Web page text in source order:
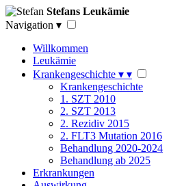
Stefans Leukämie
Navigation ▾
Willkommen
Leukämie
Krankengeschichte ▾ ▾
Krankengeschichte
1. SZT 2010
2. SZT 2013
2. Rezidiv 2015
2. FLT3 Mutation 2016
Behandlung 2020-2024
Behandlung ab 2025
Erkrankungen